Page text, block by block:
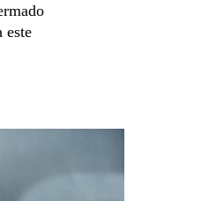
este